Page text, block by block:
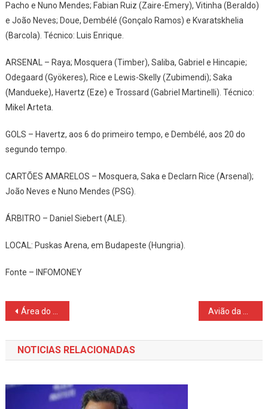
Pacho e Nuno Mendes; Fabian Ruiz (Zaire-Emery), Vitinha (Beraldo)
e João Neves; Doue, Dembélé (Gonçalo Ramos) e Kvaratskhelia
(Barcola). Técnico: Luis Enrique.
ARSENAL – Raya; Mosquera (Timber), Saliba, Gabriel e Hincapie;
Odegaard (Gyökeres), Rice e Lewis-Skelly (Zubimendi); Saka
(Mandueke), Havertz (Eze) e Trossard (Gabriel Martinelli). Técnico:
Mikel Arteta.
GOLS – Havertz, aos 6 do primeiro tempo, e Dembélé, aos 20 do
segundo tempo.
CARTÕES AMARELOS – Mosquera, Saka e Declarn Rice (Arsenal);
João Neves e Nuno Mendes (PSG).
ÁRBITRO – Daniel Siebert (ALE).
LOCAL: Puskas Arena, em Budapeste (Hungria).
Fonte – INFOMONEY
Navegação
de
Post
Área do milho na primeira safra cresce 31% no Paraná e será recorde na segunda
NOTICIAS RELACIONADAS